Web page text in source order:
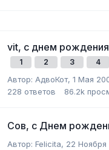
vit, с днем
1 2 3 4
Автор: АдвоКот, 1 Мая
228 ответов 86.2k
Сов, с Днем
Автор: Felicita, 22 Ноября